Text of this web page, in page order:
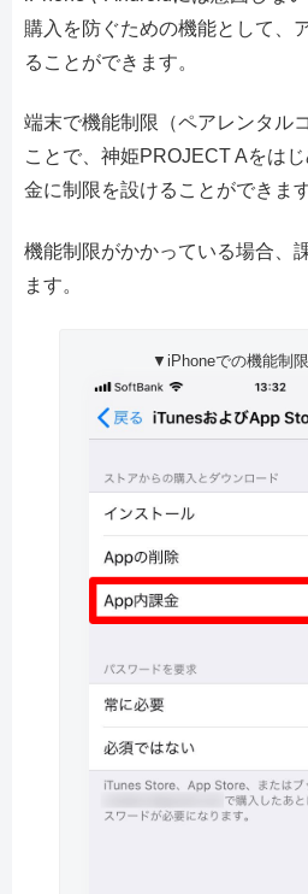
購入を防ぐための機能として、
ることができます。
端末で機能制限（ペアレンタル
ことで、神姫PROJECT Aをは
金に制限を設けることができます
機能制限がかかっている場合、
ます。
▼iPhoneでの機能制